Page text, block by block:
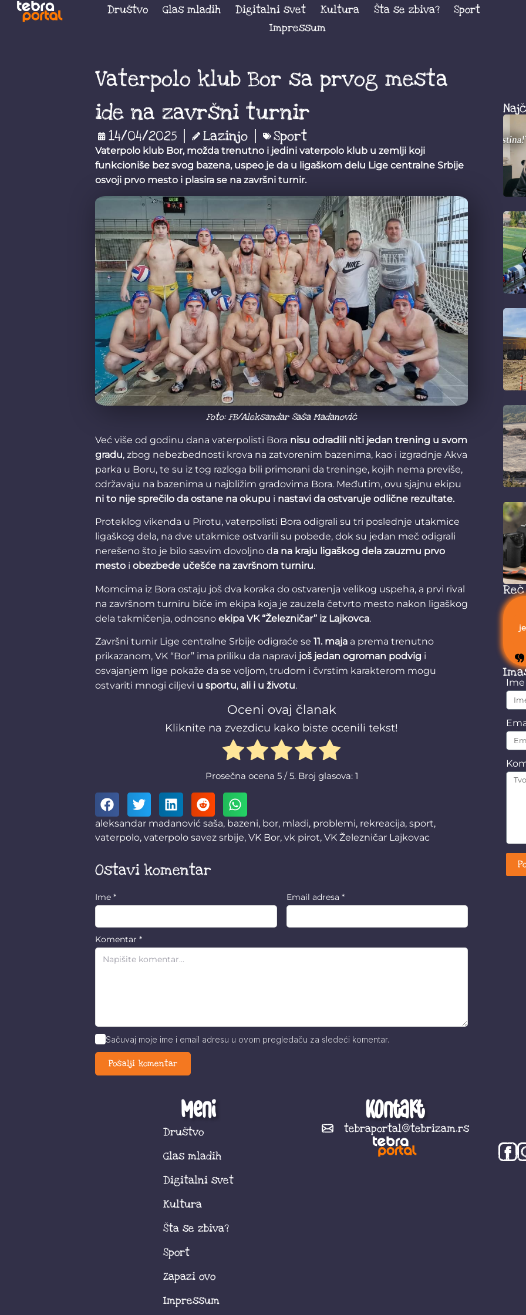
Društvo Glas mladih Digitalni svet Kultura Šta se zbiva?
Sport
Impressum
Vaterpolo klub Bor sa prvog mesta
ide na završni turnir
14/04/2025 Lazinjo Sport
Vaterpolo klub Bor, možda trenutno i jedini vaterpolo klub u zemlji koji
funkcioniše bez svog bazena, uspeo je da u ligaškom delu Lige centralne Srbije
osvoji prvo mesto i plasira se na završni turnir.
Foto: FB/Aleksandar Saša Madanović
Već više od godinu dana vaterpolisti Bora nisu odradili niti jedan trening u svom
gradu, zbog nebezbednosti krova na zatvorenim bazenima, kao i izgradnje Akva
parka u Boru, te su iz tog razloga bili primorani da treninge, kojih nema previše,
održavaju na bazenima u najbližim gradovima Bora. Međutim, ovu sjajnu ekipu
ni to nije sprečilo da ostane na okupu i nastavi da ostvaruje odlične rezultate.
Proteklog vikenda u Pirotu, vaterpolisti Bora odigrali su tri poslednje utakmice
ligaškog dela, na dve utakmice ostvarili su pobede, dok su jedan meč odigrali
nerešeno što je bilo sasvim dovoljno da na kraju ligaškog dela zauzmu prvo
mesto i obezbede učešće na završnom turniru.
Momcima iz Bora ostaju još dva koraka do ostvarenja velikog uspeha, a prvi rival
na završnom turniru biće im ekipa koja je zauzela četvrto mesto nakon ligaškog
dela takmičenja, odnosno ekipa VK “Železničar” iz Lajkovca.
Završni turnir Lige centralne Srbije odigraće se 11. maja a prema trenutno
prikazanom, VK “Bor” ima priliku da napravi još jedan ogroman podvig i
osvajanjem lige pokaže da se voljom, trudom i čvrstim karakterom mogu
ostvariti mnogi ciljevi u sportu, ali i u životu.
Oceni ovaj članak
Kliknite na zvezdicu kako biste ocenili tekst!
Prosečna ocena 5/ 5. Broj glasova: 1
aleksandar madanović saša, bazeni, bor, mladi, problemi, rekreacija, sport,
vaterpolo, vaterpolo savez srbije, VK Bor, vk pirot, VK Železničar Lajkovac
Ostavi komentar
Komentar *
Ime * Email adresa *
Sačuvaj moje ime i email adresu u ovom pregledaču za sledeći komentar.
Ime
Meni
Društvo
Glas mladih
Digitalni svet
Kultura
Šta se zbiva?
Sport
Zapazi ovo
Impressum
Kontakt
tebraportal@tebrizam.rs